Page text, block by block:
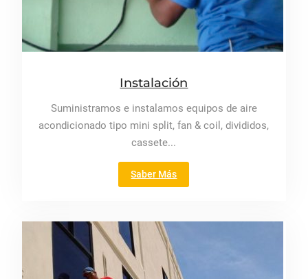
Instalación
Suministramos e instalamos equipos de aire
acondicionado tipo mini split, fan & coil, divididos,
cassete...
Saber Más"Instalación"